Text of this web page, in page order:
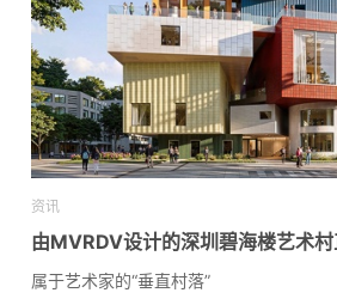
资讯
由MVRDV设计的深圳碧海楼艺术
属于艺术家的“垂直村落”